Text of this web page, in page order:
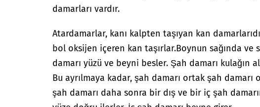
damarları vardır.
Atardamarlar, kanı kalpten taşıyan kan
bol oksijen içeren kan taşırlar.Boynun sağında ve
damarı yüzü ve beyni besler. Şah damarı kulağın
Bu ayrılmaya kadar, şah damarı ortak şah damarı
şah damarı daha sonra bir dış ve bir iç şah